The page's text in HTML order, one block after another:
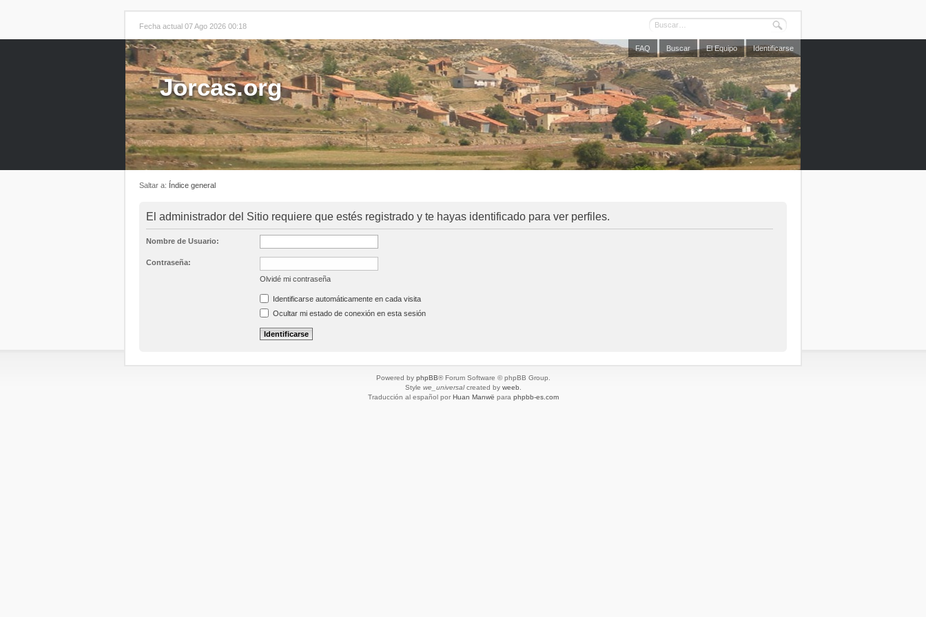
Fecha actual 07 Ago 2026 00:18
FAQ Buscar El Equipo Identificarse
Jorcas.org
Saltar a: Índice general
El administrador del Sitio requiere que estés registrado y te hayas identificado para ver perfiles.
Nombre de Usuario:
Contraseña:
Olvidé mi contraseña
Identificarse automáticamente en cada visita
Ocultar mi estado de conexión en esta sesión
Powered by phpBB® Forum Software © phpBB Group.
Style we_universalcreated by weeb
Traducción al español por Huan Manwë para phpbb-es.com